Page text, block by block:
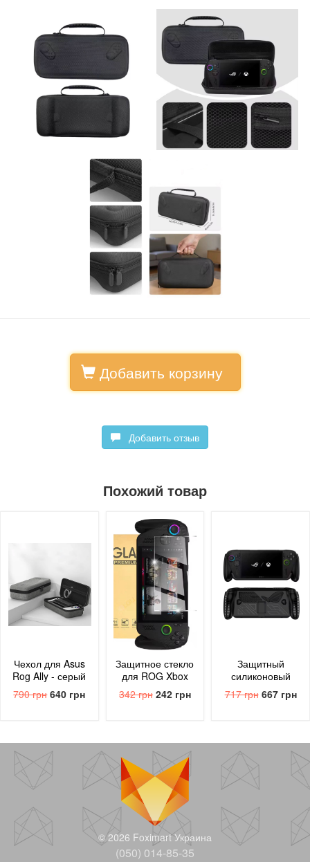
Добавить корзину
Добавить отзыв
Похожий товар
Чехол для Asus
Rog Ally - серый
защитный кейс
790 грн 640 грн
Защитное стекло
для ROG Xbox
Ally / Ally X
342 грн 242 грн
Защитный
силиконовый
бампер для ROG
Xbox Ally / Ally X
717 грн 667 грн
© 2026 Foximart Украина
(050) 014-85-35